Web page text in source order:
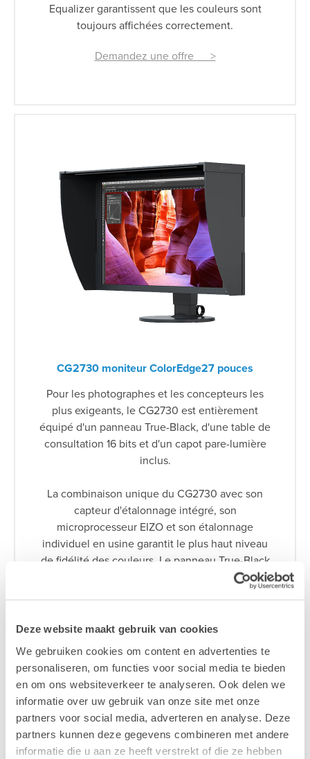
Deze website maakt gebruik van cookies
We gebruiken cookies om content en advertenties te
personaliseren, om functies voor social media te bieden
en om ons websiteverkeer te analyseren. Ook delen we
informatie over uw gebruik van onze site met onze
partners voor social media, adverteren en analyse. Deze
partners kunnen deze gegevens combineren met andere
informatie die u aan ze heeft verstrekt of die ze hebben
Equalizer garantissent que les couleurs sont
toujours affichées correctement.
Demandez une offre >
CG2730 moniteur ColorEdge27 pouces
Pour les photographes et les concepteurs les
plus exigeants, le CG2730 est entièrement
équipé d'un panneau True-Black, d'une table de
consultation 16 bits et d'un capot pare-lumière
inclus.
La combinaison unique du CG2730 avec son
capteur d'étalonnage intégré, son
microprocesseur EIZO et son étalonnage
individuel en usine garantit le plus haut niveau
de fidélité des couleurs. Le panneau True-Black
affiche 99% de l'espace couleur Adobe RGB et
98% de l'espace couleur DCI-P3. Les couleurs
l'original.
Demandez une offre >